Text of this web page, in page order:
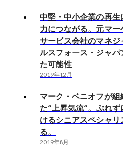
中堅・中小企業の再生
力につながる。元マー
サービス会社のマネジ
ルスフォース・ジャパ
た可能性
2019年12月
マーク・ベニオフが組
た“上昇気流“。ぶれ
けるシニアスペシャリ
る。
2019年8月